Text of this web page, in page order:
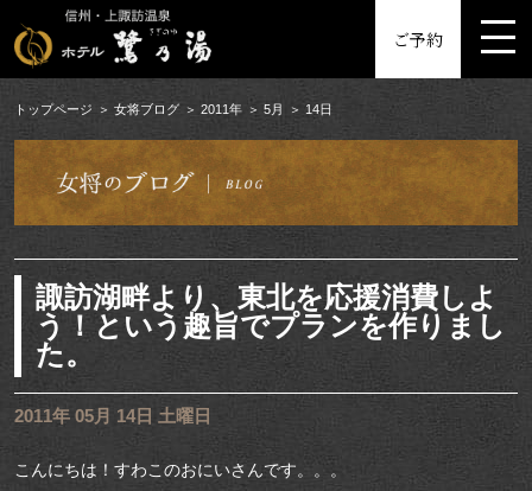
ご予約
トップページ 女将ブログ 2011年 5月 14日
諏訪湖畔より、東北を応援消費しよ
う！という趣旨でプランを作りまし
た。
2011年 05月 14日 土曜日
こんにちは！すわこのおにいさんです。。。